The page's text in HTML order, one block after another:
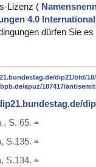
Lizenz (
4.0
dürfen Sie
dip21/btd/
apuz/187417/
, S. 65.
S.135.
S.134.